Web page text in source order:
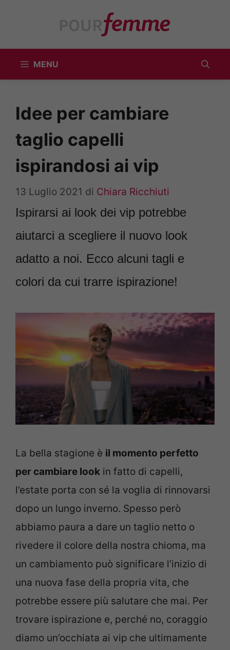
MENU
Idee per cambiare
taglio capelli
ispirandosi ai vip
13 Luglio 2021 di Chiara Ricchiuti
Ispirarsi ai look dei vip potrebbe
aiutarci a scegliere il nuovo look
adatto a noi. Ecco alcuni tagli e
colori da cui trarre ispirazione!
La bella stagione è il momento perfetto
per cambiare look in fatto di capelli,
l’estate porta con sé la voglia di rinnovarsi
dopo un lungo inverno. Spesso però
abbiamo paura a dare un taglio netto o
rivedere il colore della nostra chioma, ma
un cambiamento può significare l’inizio di
una nuova fase della propria vita, che
potrebbe essere più salutare che mai. Per
trovare ispirazione e, perché no, coraggio
diamo un’occhiata ai vip che ultimamente